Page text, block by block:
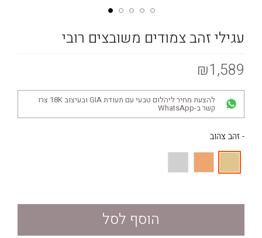
עגילי זהב צמודים משובצים רובי
₪1,589
להצעת מחיר ליהלום טבעי עם תעודת GIA ובעיצוב 18K צרו
קשר ב-WhatsApp
- זהב צהוב
הוסף לסל